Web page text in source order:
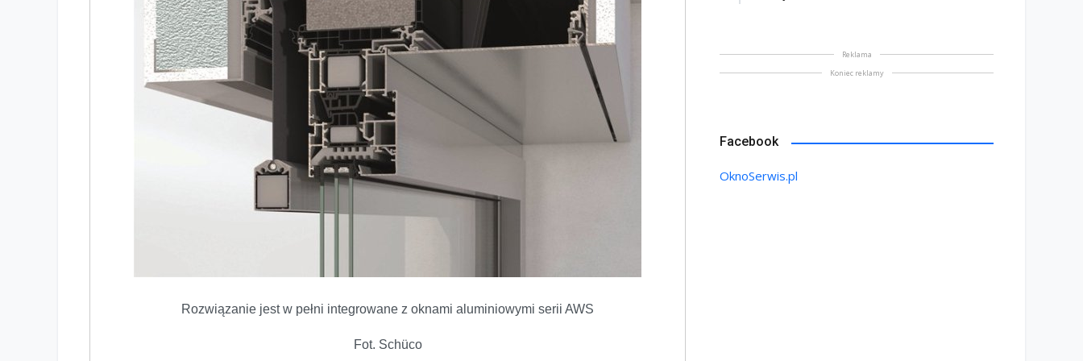
Rozwiązanie jest w pełni integrowane z oknami aluminiowymi serii AWS
Fot. Schüco
Reklama
Koniec reklamy
Facebook
OknoSerwis.pl